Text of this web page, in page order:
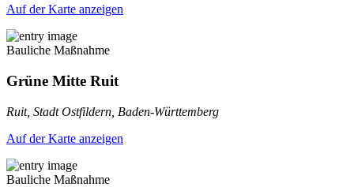
Auf der Karte anzeigen
Bauliche Maßnahme
Grüne Mitte Ruit
Ruit, Stadt Ostfildern, Baden-Württemberg
Auf der Karte anzeigen
Bauliche Maßnahme